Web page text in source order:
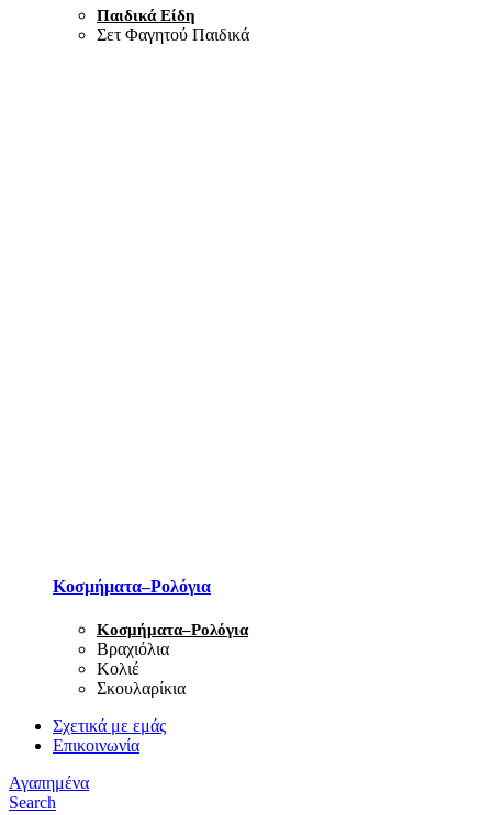
Παιδικά Είδη
Σετ Φαγητού Παιδικά
Κοσμήματα–Ρολόγια
Κοσμήματα–Ρολόγια
Βραχιόλια
Κολιέ
Σκουλαρίκια
Σχετικά με εμάς
Επικοινωνία
Αγαπημένα
Search